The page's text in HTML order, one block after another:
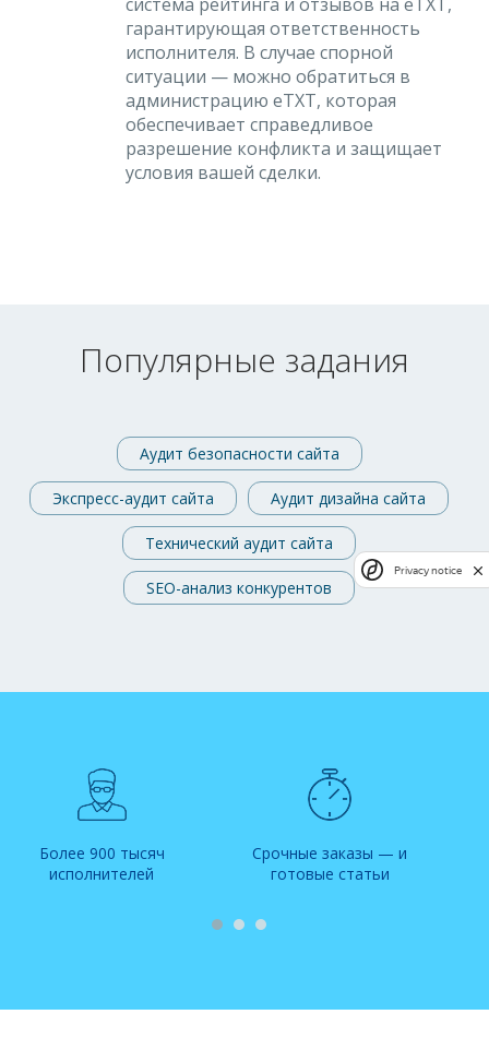
гарантирующая ответственность
исполнителя. В случае спорной
ситуации — можно обратиться в
администрацию eTXT, которая
обеспечивает справедливое
разрешение конфликта и защищает
условия вашей сделки.
Популярные задания
Аудит безопасности сайта
Экспресс-аудит сайта Аудит дизайна сайта
Технический аудит сайта
SEO-анализ конкурентов
Более 900 тысяч
исполнителей
Срочные заказы — и
готовые статьи
Privacy notice